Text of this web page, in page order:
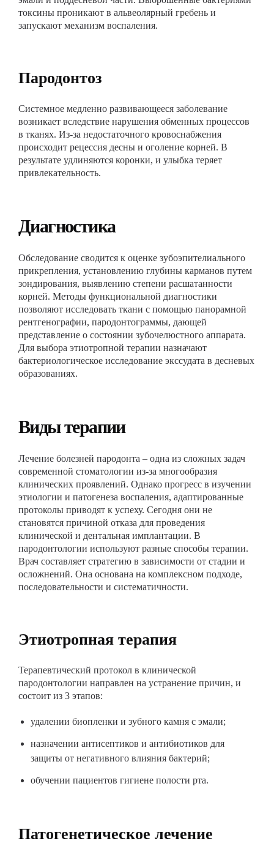
токсины проникают в альвеолярный гребень и
запускают механизм воспаления.
Пародонтоз
Системное медленно развивающееся заболевание
возникает вследствие нарушения обменных процессов
в тканях. Из-за недостаточного кровоснабжения
происходит рецессия десны и оголение корней. В
результате удлиняются коронки, и улыбка теряет
привлекательность.
Диагностика
Обследование сводится к оценке зубоэпителиального
прикрепления, установлению глубины карманов путем
зондирования, выявлению степени расшатанности
корней. Методы функциональной диагностики
позволяют исследовать ткани с помощью панорамной
рентгенографии, пародонтограммы, дающей
представление о состоянии зубочелюстного аппарата.
Для выбора этиотропной терапии назначают
бактериологическое исследование экссудата в десневых
образованиях.
Виды терапии
Лечение болезней пародонта – одна из сложных задач
современной стоматологии из-за многообразия
клинических проявлений. Однако прогресс в изучении
этиологии и патогенеза воспаления, адаптированные
протоколы приводят к успеху. Сегодня они не
становятся причиной отказа для проведения
клинической и дентальная имплантации. В
пародонтологии используют разные способы терапии.
Врач составляет стратегию в зависимости от стадии и
осложнений. Она основана на комплексном подходе,
последовательности и систематичности.
Этиотропная терапия
Терапевтический протокол в клинической
пародонтологии направлен на устранение причин, и
состоит из 3 этапов:
удалении биопленки и зубного камня с эмали;
назначении антисептиков и антибиотиков для
защиты от негативного влияния бактерий;
обучении пациентов гигиене полости рта.
Патогенетическое лечение